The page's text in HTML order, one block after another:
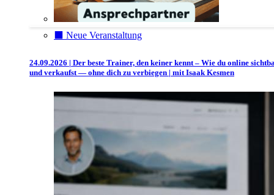
⬛️ Neue Veranstaltung
24.09.2026 | Der beste Trainer, den keiner kennt – Wie du online
und verkaufst — ohne dich zu verbiegen | mit Isaak Kesmen